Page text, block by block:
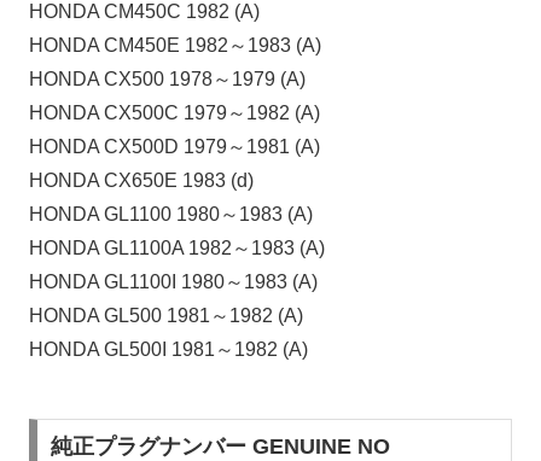
HONDA CM450C 1982 (A)
HONDA CM450E 1982～1983 (A)
HONDA CX500 1978～1979 (A)
HONDA CX500C 1979～1982 (A)
HONDA CX500D 1979～1981 (A)
HONDA CX650E 1983 (d)
HONDA GL1100 1980～1983 (A)
HONDA GL1100A 1982～1983 (A)
HONDA GL1100I 1980～1983 (A)
HONDA GL500 1981～1982 (A)
HONDA GL500I 1981～1982 (A)
純正プラグナンバー GENUINE NO